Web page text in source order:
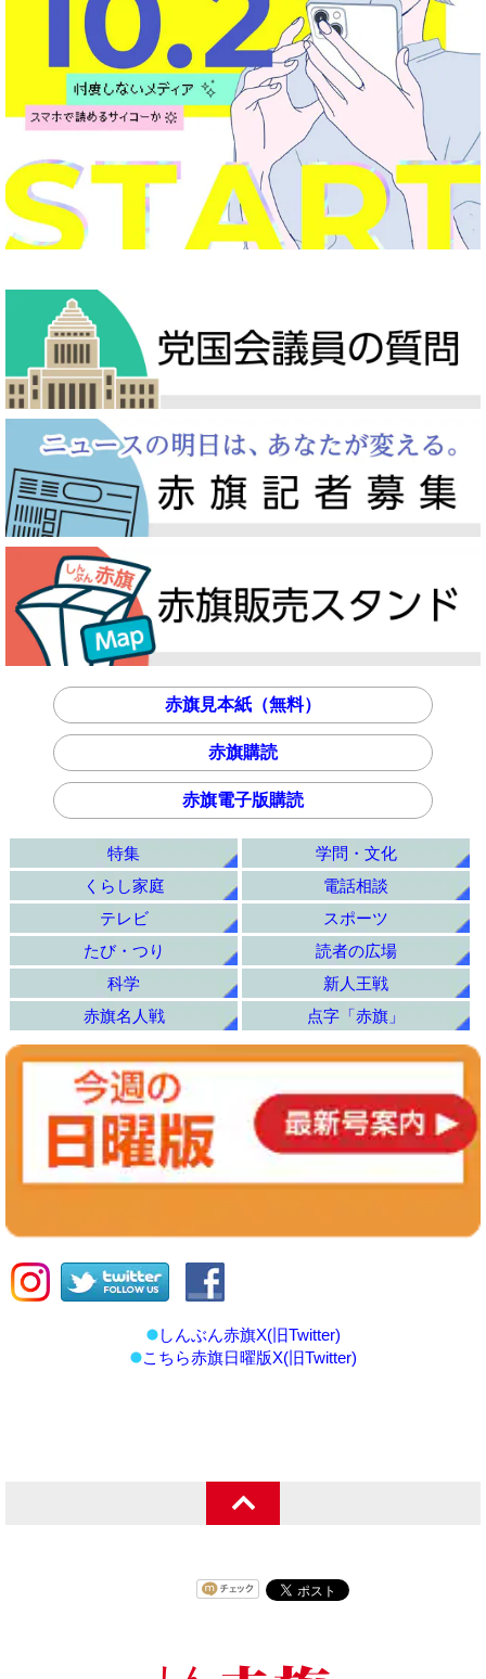
赤旗見本紙（無料）
赤旗購読
赤旗電子版購読
特集
学問・文化
くらし家庭
電話相談
テレビ
スポーツ
たび・つり
読者の広場
科学
新人王戦
赤旗名人戦
点字「赤旗」
しんぶん赤旗X(旧Twitter)
こちら赤旗日曜版X(旧Twitter)